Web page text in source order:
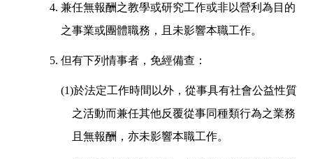
4. 兼任無報酬之教學或研究工作或非以營利為目的
之事業或團體職務，且未影響本職工作。
5. 但有下列情事者，免經備查：
(1)於法定工作時間以外，從事具有社會公益性質
之活動而兼任其他反覆從事同種類行為之業務
且無報酬，亦未影響本職工作。